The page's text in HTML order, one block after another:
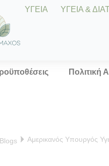
ΥΓΕΙΑ ΥΓΕΙΑ &
Πολιτική
Blogs Αμερικανός Υπουργός